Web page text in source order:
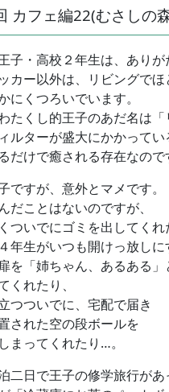
カフェ編22(むさしの
子・高校２年生は、ありが
カー以外は、リビングで
にくつろいでいます。
たくし的王子のあだ名は「
ルターが盛大にかかってい
だけで癒される存在なので
ですが、意外とマメです。
だことはないのですが、
ついでにゴミを出してくれ
年生がいつも開けっ放しに
を「姉ちゃん、あるある」
くれたり、
つついでに、宅配で届き
された空の段ボールを
まってくれたり…。
二日で王子の修学旅行があ